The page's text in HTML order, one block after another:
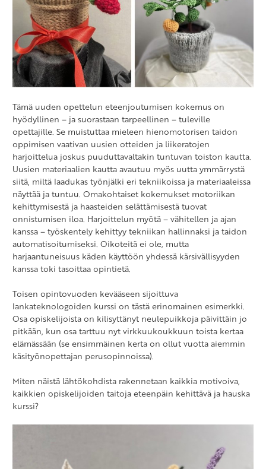
Tämä uuden opettelun eteenjoutumisen kokemus on
hyödyllinen – ja suorastaan tarpeellinen – tuleville
opettajille. Se muistuttaa mieleen hienomotorisen taidon
oppimisen vaativan uusien otteiden ja liikeratojen
harjoittelua joskus puuduttavaltakin tuntuvan toiston kautta.
Uusien materiaalien kautta avautuu myös uutta ymmärrystä
siitä, miltä laadukas työnjälki eri tekniikoissa ja materiaaleissa
näyttää ja tuntuu. Omakohtaiset kokemukset motoriikan
kehittymisestä ja haasteiden selättämisestä tuovat
onnistumisen iloa. Harjoittelun myötä – vähitellen ja ajan
kanssa – työskentely kehittyy tekniikan hallinnaksi ja taidon
automatisoitumiseksi. Oikoteitä ei ole, mutta
harjaantuneisuus käden käyttöön yhdessä kärsivällisyyden
kanssa toki tasoittaa opintietä.
Toisen opintovuoden kevääseen sijoittuva
lankateknologoiden kurssi on tästä erinomainen esimerkki.
Osa opiskelijoista on kilisyttänyt neulepuikkoja päivittäin jo
pitkään, kun osa tarttuu nyt virkkuukoukkuun toista kertaa
elämässään (se ensimmäinen kerta on ollut vuotta aiemmin
käsityönopettajan perusopinnoissa).
Miten näistä lähtökohdista rakennetaan kaikkia motivoiva,
kaikkien opiskelijoiden taitoja eteenpäin kehittävä ja hauska
kurssi?